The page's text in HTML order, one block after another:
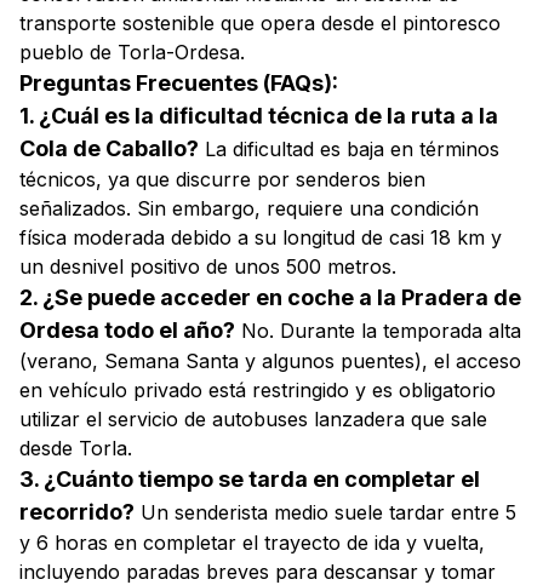
transporte sostenible que opera desde el pintoresco
pueblo de Torla-Ordesa.
Preguntas Frecuentes (FAQs):
1. ¿Cuál es la dificultad técnica de la ruta a la
Cola de Caballo? La dificultad es baja en términos
técnicos, ya que discurre por senderos bien
señalizados. Sin embargo, requiere una condición
física moderada debido a su longitud de casi 18 km y
un desnivel positivo de unos 500 metros.
2. ¿Se puede acceder en coche a la Pradera de
Ordesa todo el año? No. Durante la temporada alta
(verano, Semana Santa y algunos puentes), el acceso
en vehículo privado está restringido y es obligatorio
utilizar el servicio de autobuses lanzadera que sale
desde Torla.
3. ¿Cuánto tiempo se tarda en completar el
recorrido? Un senderista medio suele tardar entre 5
y 6 horas en completar el trayecto de ida y vuelta,
incluyendo paradas breves para descansar y tomar